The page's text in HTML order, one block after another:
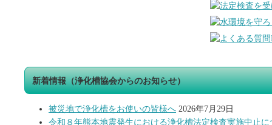
新着情報（浄化槽協会からのお知らせ）
被災地で浄化槽をお使いの皆様へ 2026年7月29日
令和８年熊本地震発生における浄化槽法定検査実施中止に